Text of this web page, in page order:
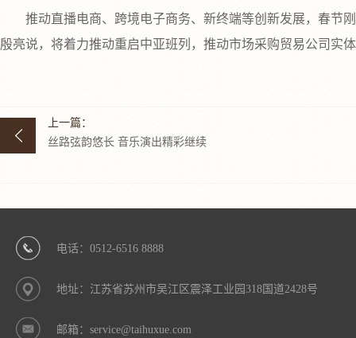
推动直播电商、跨境电子商务、新终端等创新发展，春节刚
殷亮说，将着力推动重启中亚班列，推动市场采购贸易公司实
上一篇：
丝路弦韵悠长 音乐演出精彩继续
电话：0512-6516 8888
地址：江苏省苏州市吴江区震泽工业园318国道2428号
邮箱：service@taihuxue.com